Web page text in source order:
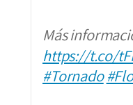
Más
https://t.co/
#Tornado